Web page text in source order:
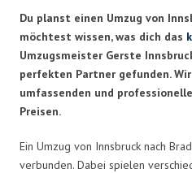
Du planst einen Umzug von
möchtest wissen, was dich das
Umzugsmeister Gerste
perfekten Partner gefunden.
umfassenden und
Preisen.
Ein Umzug von Innsbruck nach
verbunden. Dabei spielen